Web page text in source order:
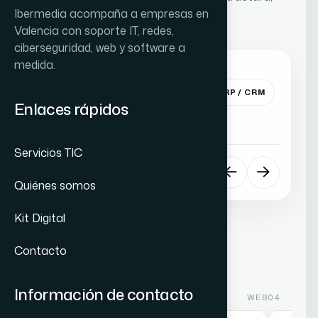
Ibermedia acompaña a empresas en
Valencia con soporte IT, redes,
ciberseguridad, web y software a
medida.
Enlaces rápidos
Servicios TIC
Quiénes somos
Kit Digital
Contacto
Información de contacto
rendimiento y conversión.
FILTRAR PROYECTOS
ERP / CRM
INTELIGENCIA ARTIFICIAL
WEB SEO
WEB 03 WEB04